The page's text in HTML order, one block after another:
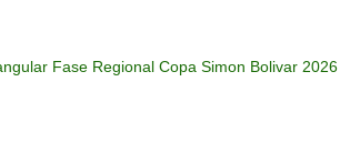
Fase Regional Copa Simon Bolivar 2026